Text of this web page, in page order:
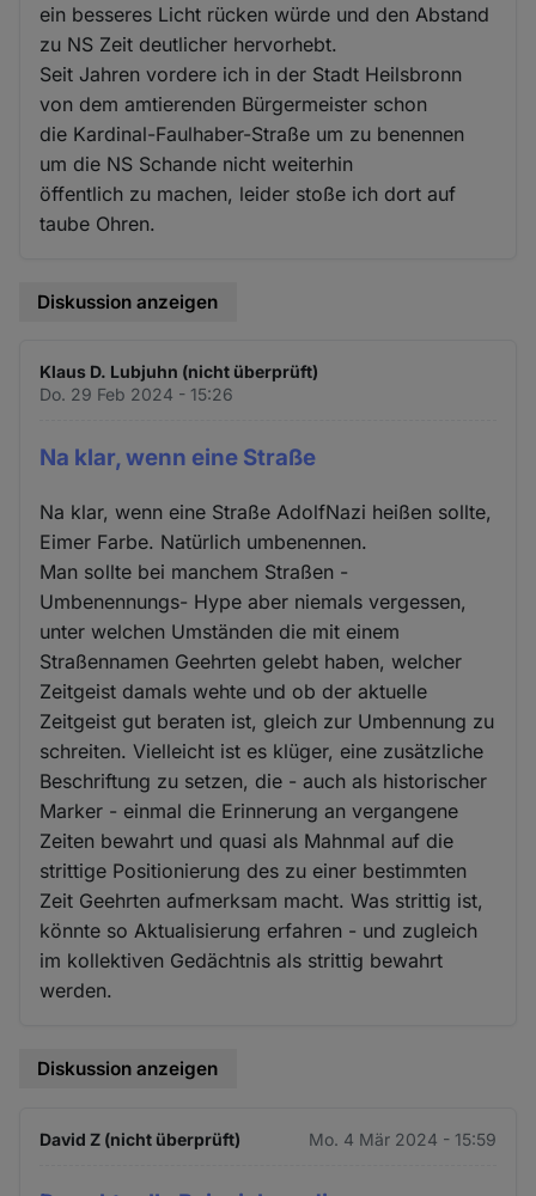
ein besseres Licht rücken würde und den Abstand
zu NS Zeit deutlicher hervorhebt.
Seit Jahren vordere ich in der Stadt Heilsbronn
von dem amtierenden Bürgermeister schon
die Kardinal-Faulhaber-Straße um zu benennen
um die NS Schande nicht weiterhin
öffentlich zu machen, leider stoße ich dort auf
taube Ohren.
Diskussion anzeigen
Klaus D. Lubjuhn (nicht überprüft)
Do. 29 Feb 2024 - 15:26
Na klar, wenn eine Straße
Na klar, wenn eine Straße AdolfNazi heißen sollte,
Eimer Farbe. Natürlich umbenennen.
Man sollte bei manchem Straßen -
Umbenennungs- Hype aber niemals vergessen,
unter welchen Umständen die mit einem
Straßennamen Geehrten gelebt haben, welcher
Zeitgeist damals wehte und ob der aktuelle
Zeitgeist gut beraten ist, gleich zur Umbennung zu
schreiten. Vielleicht ist es klüger, eine zusätzliche
Beschriftung zu setzen, die - auch als historischer
Marker - einmal die Erinnerung an vergangene
Zeiten bewahrt und quasi als Mahnmal auf die
strittige Positionierung des zu einer bestimmten
Zeit Geehrten aufmerksam macht. Was strittig ist,
könnte so Aktualisierung erfahren - und zugleich
im kollektiven Gedächtnis als strittig bewahrt
werden.
Diskussion anzeigen
David Z (nicht überprüft) Mo. 4 Mär 2024 - 15:59